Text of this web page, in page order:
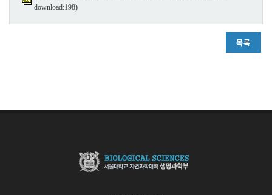
download:198)
목록